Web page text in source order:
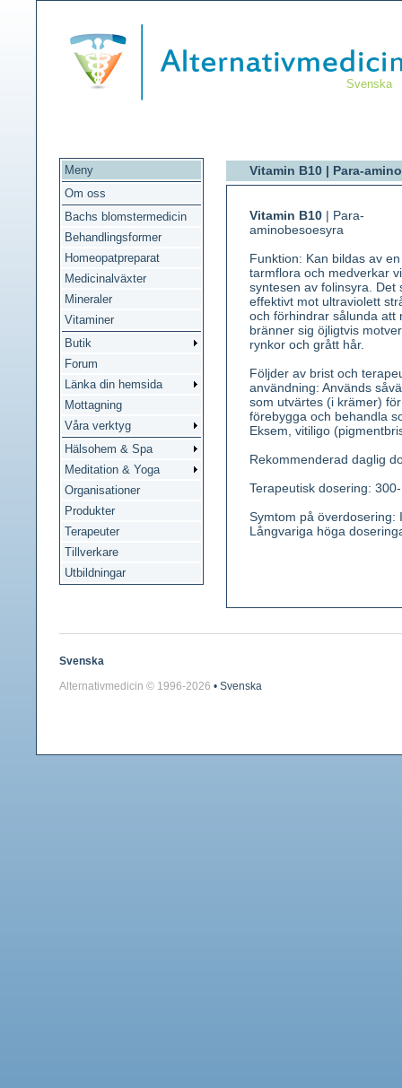
Svenska
Meny
Om oss
Bachs blomstermedicin
Behandlingsformer
Homeopatpreparat
Medicinalväxter
Mineraler
Vitaminer
Butik
Forum
Länka din hemsida
Mottagning
Våra verktyg
Hälsohem & Spa
Meditation & Yoga
Organisationer
Produkter
Terapeuter
Tillverkare
Utbildningar
Vitamin B10 | Para-
Vitamin B10 | Para-
aminobesoesyra
Funktion: Kan bildas av
tarmflora och medverkar
syntesen av folinsyra. Det
effektivt mot ultraviolett
och förhindrar sålunda att
bränner sig öjligtvis
rynkor och grått hår.
Följder av brist och
användning: Används
som utvärtes (i krämer)
förebygga och behandla
Eksem, vitiligo
Rekommenderad daglig
Terapeutisk dosering:
Symtom på överdosering:
Långvariga höga
Svenska
Alternativmedicin © 1996-2026 • Svenska